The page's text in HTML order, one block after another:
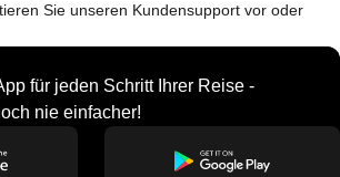
Sie unseren Kundensupport vor oder
für jeden Schritt Ihrer Reise -
nie einfacher!